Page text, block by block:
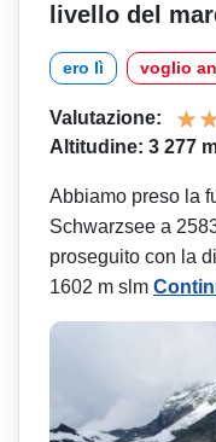
livello del
ero lì voglio
Valutazione:
Altitudine: 3 277
Abbiamo preso la
Schwarzsee a
proseguito con la
1602 m slm